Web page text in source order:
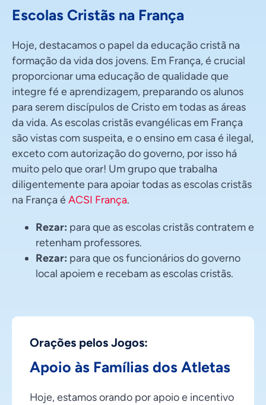
Escolas Cristãs na França
Hoje, destacamos o papel da educação cristã na
formação da vida dos jovens. Em França, é crucial
proporcionar uma educação de qualidade que
integre fé e aprendizagem, preparando os alunos
para serem discípulos de Cristo em todas as áreas
da vida. As escolas cristãs evangélicas em França
são vistas com suspeita, e o ensino em casa é ilegal,
exceto com autorização do governo, por isso há
muito pelo que orar! Um grupo que trabalha
diligentemente para apoiar todas as escolas cristãs
na França éACSI França.
Rezar: para que as escolas cristãs contratem e
retenham professores.
Rezar: para que os funcionários do governo
local apoiem e recebam as escolas cristãs.
Orações pelos Jogos:
Apoio às Famílias dos Atletas
Hoje, estamos orando por apoio e incentivo